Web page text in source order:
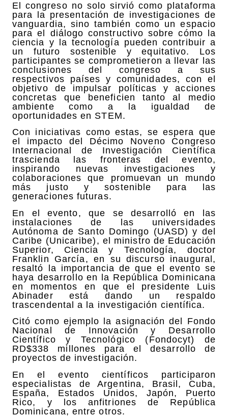
El congreso no solo sirvió como plataforma
para la presentación de investigaciones de
vanguardia, sino también como un espacio
para el diálogo constructivo sobre cómo la
ciencia y la tecnología pueden contribuir a
un futuro sostenible y equitativo. Los
participantes se comprometieron a llevar las
conclusiones del congreso a sus
respectivos países y comunidades, con el
objetivo de impulsar políticas y acciones
concretas que beneficien tanto al medio
ambiente como a la igualdad de
oportunidades en STEM.
Con iniciativas como estas, se espera que
el impacto del Décimo Noveno Congreso
Internacional de Investigación Científica
trascienda las fronteras del evento,
inspirando nuevas investigaciones y
colaboraciones que promuevan un mundo
más justo y sostenible para las
generaciones futuras.
En el evento, que se desarrolló en las
instalaciones de las universidades
Autónoma de Santo Domingo (UASD) y del
Caribe (Unicaribe), el ministro de Educación
Superior, Ciencia y Tecnología, doctor
Franklin García, en su discurso inaugural,
resaltó la importancia de que el evento se
haya desarrollo en la República Dominicana
en momentos en que el presidente Luis
Abinader está dando un respaldo
trascendental a la investigación científica.
Citó como ejemplo la asignación del Fondo
Nacional de Innovación y Desarrollo
Científico y Tecnológico (Fondocyt) de
RD$338 millones para el desarrollo de
proyectos de investigación.
En el evento científicos participaron
especialistas de Argentina, Brasil, Cuba,
España, Estados Unidos, Japón, Puerto
Rico, y los anfitriones de República
Dominicana, entre otros.